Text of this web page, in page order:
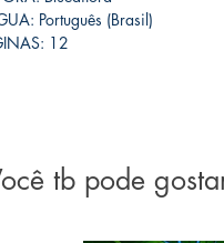
Português (Brasil)
12
tb pode